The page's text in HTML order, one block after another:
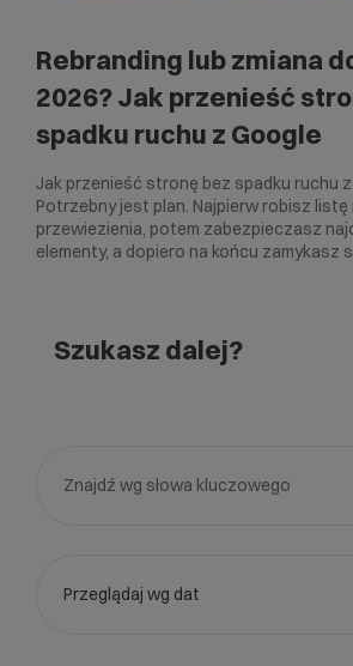
Rebranding lub zmiana
2026? Jak przenieść
spadku ruchu z Google
Jak przenieść stronę bez spadku ruchu
Potrzebny jest plan. Najpierw robisz
przewiezienia, potem zabezpieczasz
elementy, a dopiero na końcu zamykasz
Szukasz dalej?
Przeglądaj wg dat